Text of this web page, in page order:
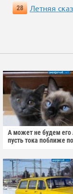
28
Летняя
А может не будем его
пусть тока поближе